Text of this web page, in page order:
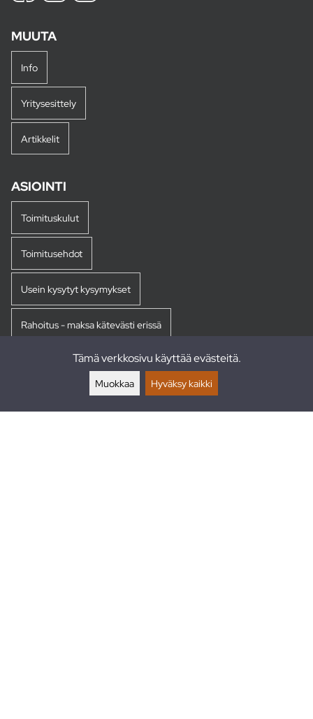
MUUTA
Info
Yritysesittely
Artikkelit
ASIOINTI
Toimituskulut
Toimitusehdot
Usein kysytyt kysymykset
Rahoitus - maksa kätevästi erissä
Tämä verkkosivu käyttää evästeitä.
Muokkaa Hyväksy kaikki